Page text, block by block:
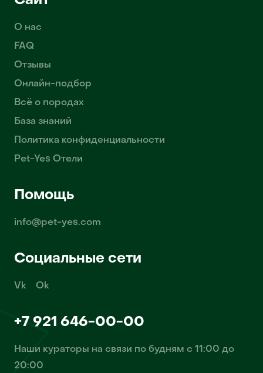
О нас
FAQ
Отзывы
Онлайн-подбор
Всё о породах
База знаний
Политика конфиденциальности
Pet-Yes Отели
Помощь
info@pet-yes.com
Социальные сети
Vk Ok
+7 921 646-00-00
Наши кураторы на связи по будням с 11:00 до
20:00